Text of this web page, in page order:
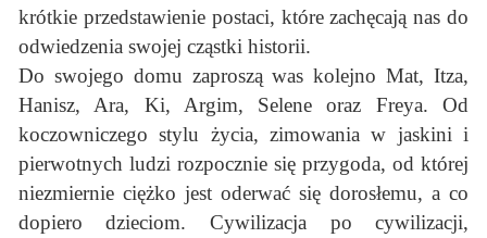
krótkie przedstawienie postaci, które zachęcają nas do
odwiedzenia swojej cząstki historii.
Do swojego domu zaproszą was kolejno Mat, Itza,
Hanisz, Ara, Ki, Argim, Selene oraz Freya. Od
koczowniczego stylu życia, zimowania w jaskini i
pierwotnych ludzi rozpocznie się przygoda, od której
niezmiernie ciężko jest oderwać się dorosłemu, a co
dopiero dzieciom. Cywilizacja po cywilizacji,